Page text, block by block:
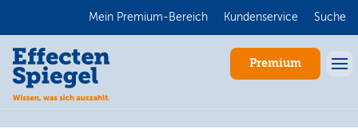
Mein Premium-Bereich Kundenservice Suche
Premium